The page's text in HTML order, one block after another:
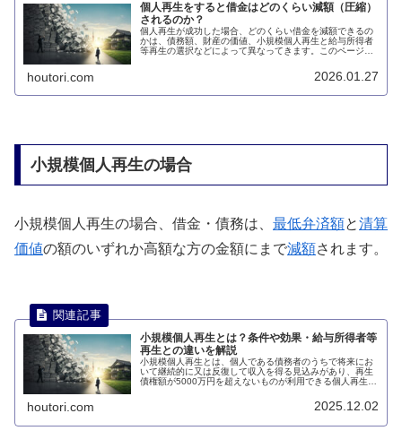
個人再生をすると借金はどのくらい減額（圧縮）
されるのか？
個人再生が成功した場合、どのくらい借金を減額できるの
かは、債務額、財産の価値、小規模個人再生と給与所得者
等再生の選択などによって異なってきます。このページで
houtori.com 2026.01.27
小規模個人再生の場合
小規模個人再生の場合、借金・債務は、 最低弁済額と清算
価値の額のいずれか高額な方の金額にまで減額されます。
小規模個人再生とは？条件や効果・給与所得者等
再生との違いを解説
小規模個人再生とは、個人である債務者のうちで将来にお
いて継続的に又は反復して収入を得る見込みがあり、再生
債権額が5000万円を超えないものが利用できる個人再生手
houtori.com 2025.12.02